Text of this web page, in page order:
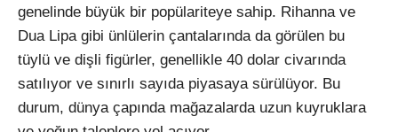
genelinde büyük bir popülariteye sahip. Rihanna ve
Dua Lipa gibi ünlülerin çantalarında da görülen bu
tüylü ve dişli figürler, genellikle 40 dolar civarında
satılıyor ve sınırlı sayıda piyasaya sürülüyor. Bu
durum, dünya çapında mağazalarda uzun kuyruklara